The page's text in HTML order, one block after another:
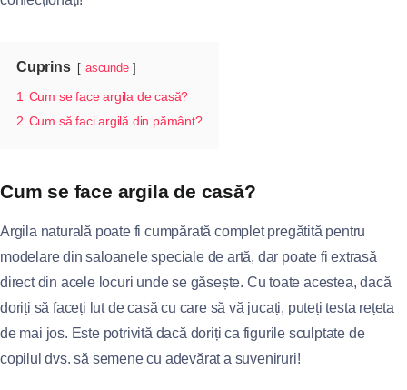
Cuprins ascunde
1 Cum se face argila de casă?
2 Cum să faci argilă din pământ?
Cum se face argila de casă?
Argila naturală poate fi cumpărată complet pregătită pentru
modelare din saloanele speciale de artă, dar poate fi extrasă
direct din acele locuri unde se găsește. Cu toate acestea, dacă
doriți să faceți lut de casă cu care să vă jucați, puteți testa rețeta
de mai jos. Este potrivită dacă doriți ca figurile sculptate de
copilul dvs. să semene cu adevărat a suveniruri!